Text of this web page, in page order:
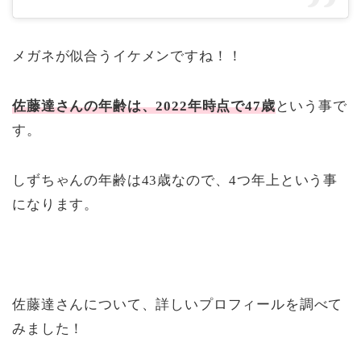
メガネが似合うイケメンですね！！
佐藤達さんの年齢は、2022年時点で47歳という事で
す。
しずちゃんの年齢は43歳なので、4つ年上という事
になります。
佐藤達さんについて、詳しいプロフィールを調べて
みました！